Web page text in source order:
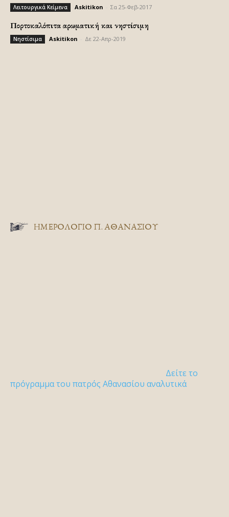
Λειτουργικά Κείμενα Askitikon Σα 25-Φεβ-2017
Πορτοκαλόπιτα αρωματική και νηστίσιμη
Νηστίσιμα Askitikon Δε 22-Απρ-2019
ΗΜΕΡΟΛΟΓΙΟ Π. ΑΘΑΝΑΣΙΟΥ
Δείτε το
πρόγραμμα του πατρός Αθανασίου αναλυτικά